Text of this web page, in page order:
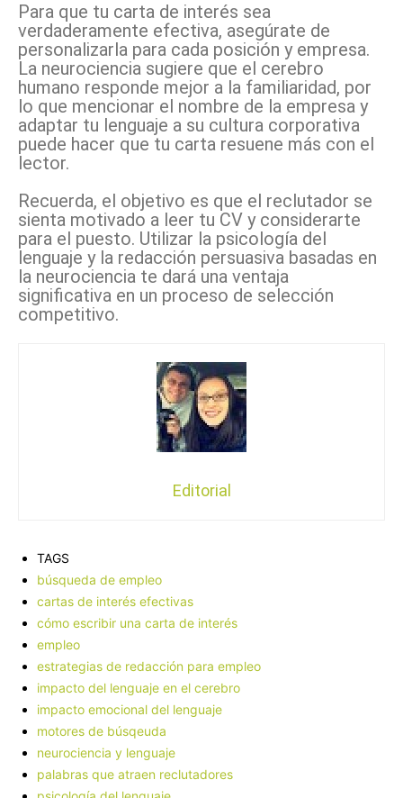
Para que tu carta de interés sea
verdaderamente efectiva, asegúrate de
personalizarla para cada posición y empresa.
La neurociencia sugiere que el cerebro
humano responde mejor a la familiaridad, por
lo que mencionar el nombre de la empresa y
adaptar tu lenguaje a su cultura corporativa
puede hacer que tu carta resuene más con el
lector.
Recuerda, el objetivo es que el reclutador se
sienta motivado a leer tu CV y considerarte
para el puesto. Utilizar la psicología del
lenguaje y la redacción persuasiva basadas en
la neurociencia te dará una ventaja
significativa en un proceso de selección
competitivo.
Editorial
TAGS
búsqueda de empleo
cartas de interés efectivas
cómo escribir una carta de interés
empleo
estrategias de redacción para empleo
impacto del lenguaje en el cerebro
impacto emocional del lenguaje
motores de búsqeuda
neurociencia y lenguaje
palabras que atraen reclutadores